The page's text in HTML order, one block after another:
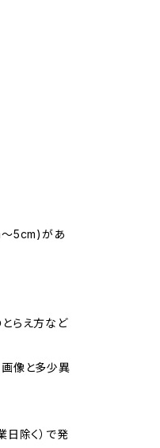
〜5cm)があ
らえ方など
画像と多少異
日除く）で発